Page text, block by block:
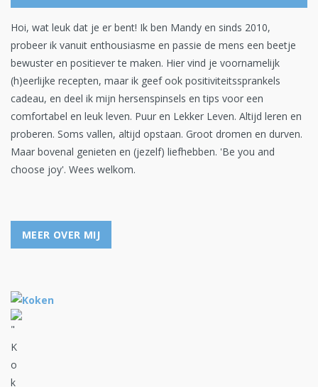
Hoi, wat leuk dat je er bent! Ik ben Mandy en sinds 2010,
probeer ik vanuit enthousiasme en passie de mens een beetje
bewuster en positiever te maken. Hier vind je voornamelijk
(h)eerlijke recepten, maar ik geef ook positiviteitssprankels
cadeau, en deel ik mijn hersenspinsels en tips voor een
comfortabel en leuk leven. Puur en Lekker Leven. Altijd leren en
proberen. Soms vallen, altijd opstaan. Groot dromen en durven.
Maar bovenal genieten en (jezelf) liefhebben. 'Be you and
choose joy'. Wees welkom.
MEER OVER MIJ